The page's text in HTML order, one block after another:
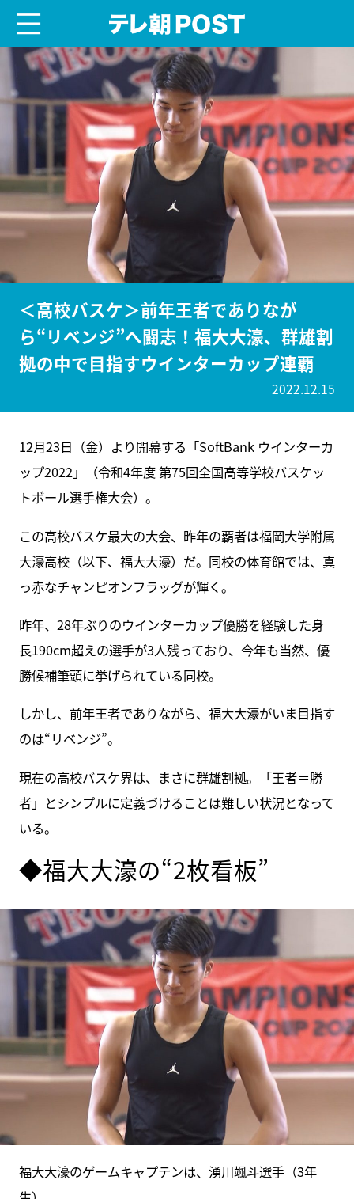
＜高校バスケ＞前年王者でありなが
ら“リベンジ”へ闘志！福大大濠、群雄割
拠の中で目指すウインターカップ連覇
2022.12.15
12月23日（金）より開幕する「SoftBank ウインターカ
ップ2022」（令和4年度 第75回全国高等学校バスケッ
トボール選手権大会）。
この高校バスケ最大の大会、昨年の覇者は福岡大学附属
大濠高校（以下、福大大濠）だ。同校の体育館では、真
っ赤なチャンピオンフラッグが輝く。
昨年、28年ぶりのウインターカップ優勝を経験した身
長190cm超えの選手が3人残っており、今年も当然、優
勝候補筆頭に挙げられている同校。
しかし、前年王者でありながら、福大大濠がいま目指す
のは“リベンジ”。
現在の高校バスケ界は、まさに群雄割拠。「王者＝勝
者」とシンプルに定義づけることは難しい状況となって
いる。
◆福大大濠の“2枚看板”
福大大濠のゲームキャプテンは、湧川颯斗選手（3年